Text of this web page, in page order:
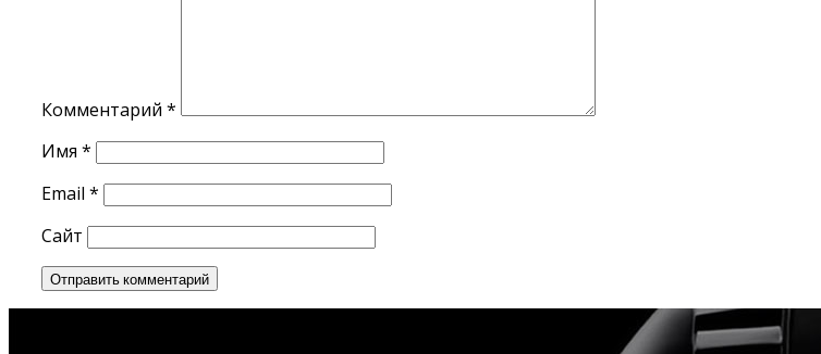
Комментарий *
Имя *
Email *
Сайт